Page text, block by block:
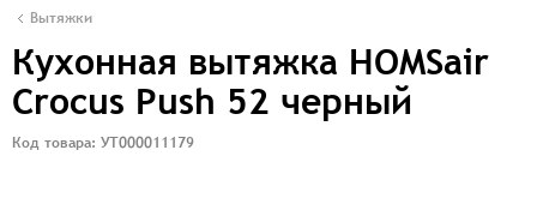
Вытяжки
Кухонная вытяжка HOMSair
Crocus Push 52 черный
Код товара: УТ000011179